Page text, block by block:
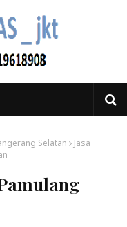
Selatan
Jasa